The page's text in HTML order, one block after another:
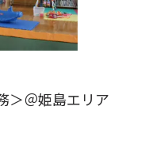
＞＠姫島エリア